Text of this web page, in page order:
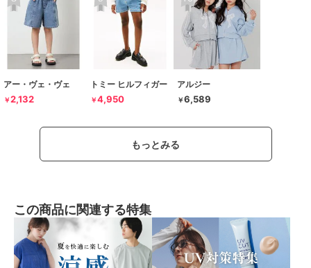
アー・ヴェ・ヴェ
￥2,132
トミー ヒルフィガー
￥4,950
アルジー
￥6,589
もっとみる
この商品に関連する特集